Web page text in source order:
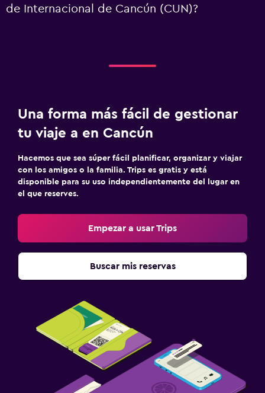
de Internacional de Cancún (CUN)?
Una forma más fácil de gestionar
tu viaje a en Cancún
Hacemos que sea súper fácil planificar, organizar y viajar
con los amigos o la familia. Trips es gratis y está
disponible para su uso independientemente del lugar en
el que reserves.
Empezar a usar Trips
Buscar mis reservas